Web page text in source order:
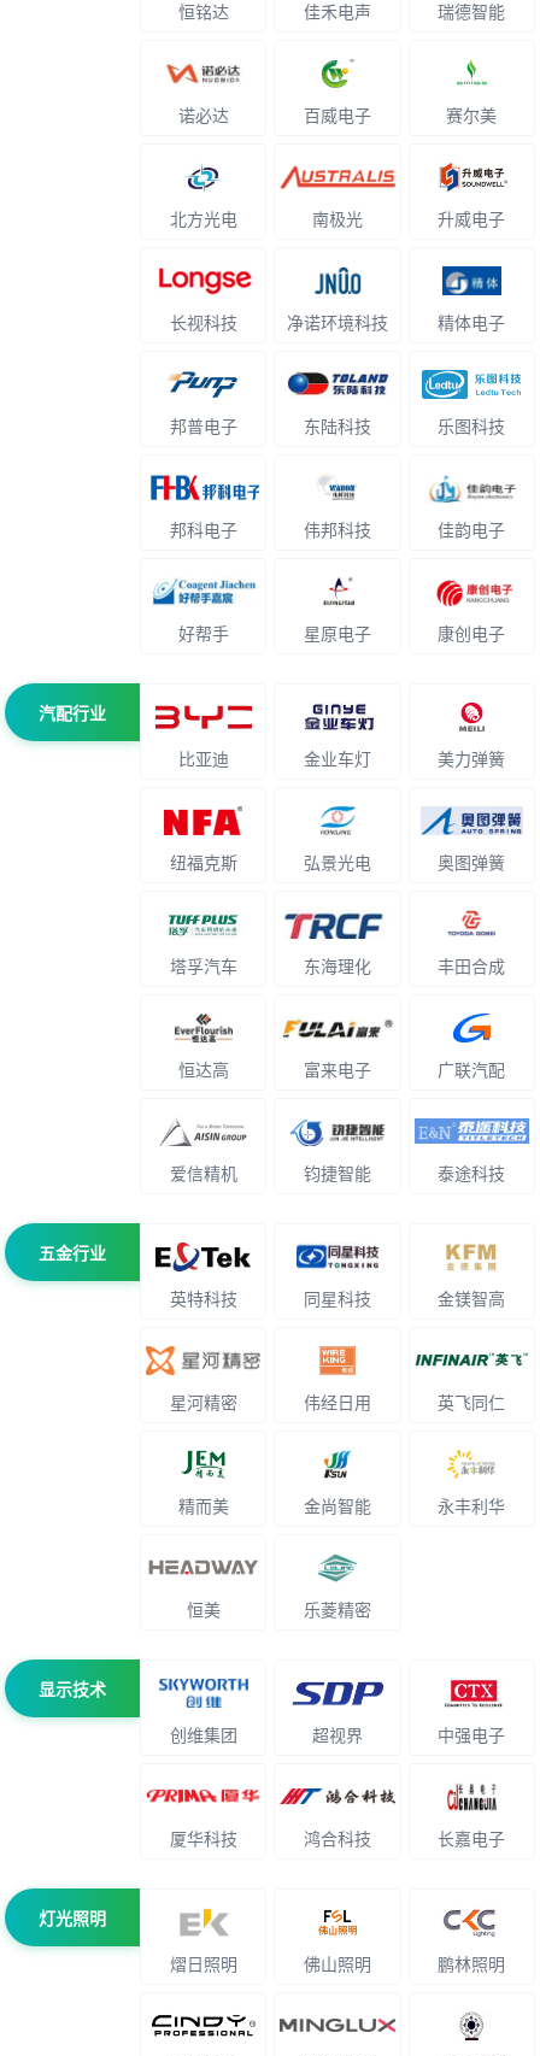
恒铭达 佳禾电声 瑞德智能
诺必达 百威电子 赛尔美
北方光电 南极光 升威电子
长视科技 净诺环境科技 精体电子
邦普电子 东陆科技 乐图科技
邦科电子 伟邦科技 佳韵电子
好帮手 星原电子 康创电子
汽配行业
比亚迪 金业车灯 美力弹簧
纽福克斯 弘景光电 奥图弹簧
塔孚汽车 东海理化 丰田合成
恒达高 富来电子 广联汽配
爱信精机 钧捷智能 泰途科技
五金行业
英特科技 同星科技 金镁智高
星河精密 伟经日用 英飞同仁
精而美 金尚智能 永丰利华
恒美 乐菱精密
显示技术
创维集团 超视界 中强电子
厦华科技 鸿合科技 长嘉电子
灯光照明
熠日照明 佛山照明 鹏林照明